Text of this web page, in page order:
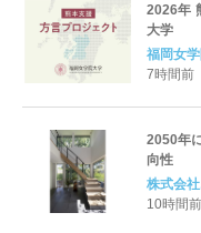
2026年
大学
福岡女
7時間前
2050年
向性
株式会
10時間前